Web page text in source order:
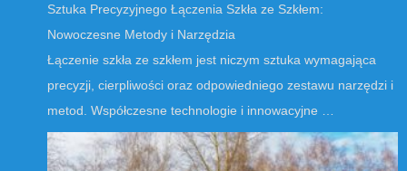
Sztuka Precyzyjnego Łączenia Szkła ze Szkłem:
Nowoczesne Metody i Narzędzia
Łączenie szkła ze szkłem jest niczym sztuka wymagająca
precyzji, cierpliwości oraz odpowiedniego zestawu narzędzi i
metod. Współczesne technologie i innowacyjne …